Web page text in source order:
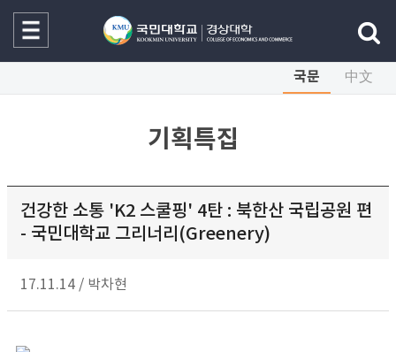
국문 中文
기획특집
건강한 소통 'K2 스쿨핑' 4탄 : 북한산 국립공원 편
- 국민대학교 그리너리(Greenery)
17.11.14 / 박차현